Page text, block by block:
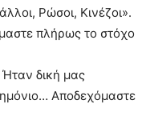
Ρώσοι, Κινέζοι».
πλήρως το στόχο
Ήταν δική μας
Αποδεχόμαστε